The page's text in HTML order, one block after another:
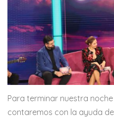
Para terminar nuestra
contaremos con la ayuda de